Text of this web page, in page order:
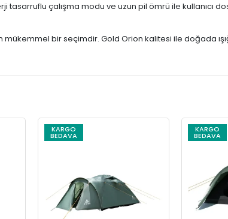
tasarruflu çalışma modu ve uzun pil ömrü ile kullanıcı
bir seçimdir. Gold Orion kalitesi ile doğada
KARGO
BEDAVA
KARGO
BEDAVA